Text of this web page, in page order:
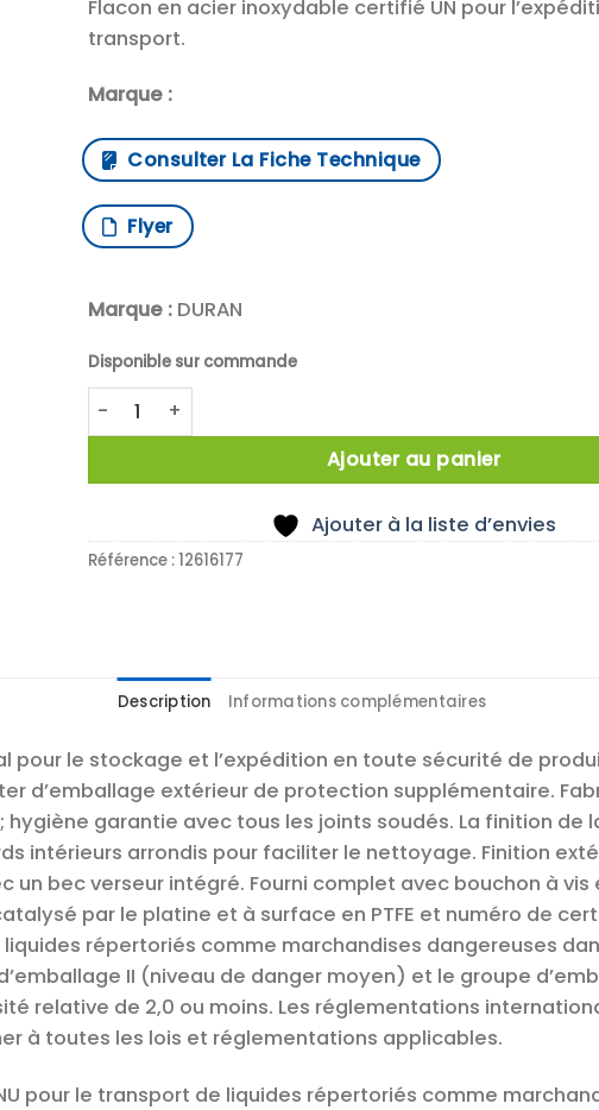
Flacon en acier inoxydable certifié UN pour
transport.
Marque :
Consulter La Fiche Technique
Flyer
Marque :DURAN
Disponible sur commande
quantité de DURAN™Flacon d’expédition en acier
Ajouter au panier
Ajouter à la liste d’envies
Référence :12616177
Description Informations complémentaires
pour le stockage et l’expédition en toute sécurité de
d’emballage extérieur de protection supplémentaire.
hygiène garantie avec tous les joints soudés. La finition
intérieurs arrondis pour faciliter le nettoyage. Finition
un bec verseur intégré. Fourni complet avec bouchon à vis
par le platine et à surface en PTFE et numéro de
répertoriés comme marchandises dangereuses
II (niveau de danger moyen) et le groupe
relative de 2,0 ou moins. Les réglementations
à toutes les lois et réglementations applicables.
pour le transport de liquides répertoriés comme